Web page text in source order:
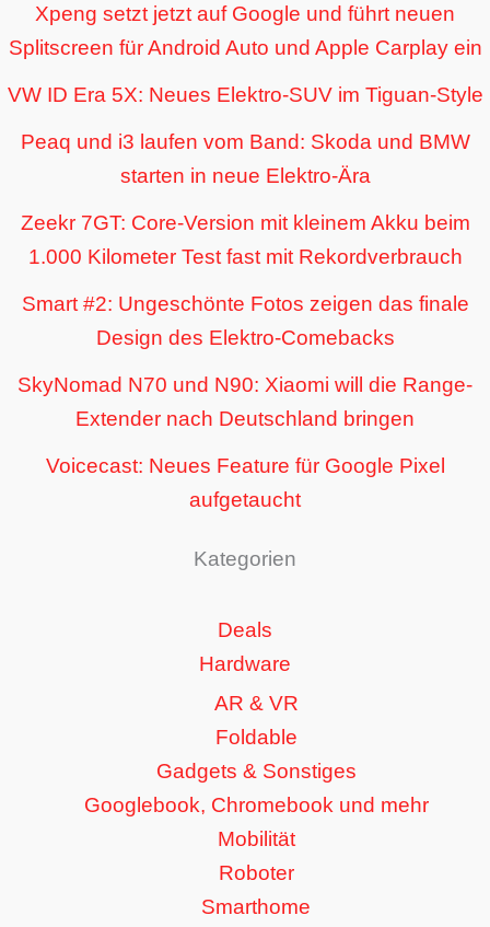
Xpeng setzt jetzt auf Google und führt neuen
Splitscreen für Android Auto und Apple Carplay ein
VW ID Era 5X: Neues Elektro-SUV im Tiguan-Style
Peaq und i3 laufen vom Band: Skoda und BMW
starten in neue Elektro-Ära
Zeekr 7GT: Core-Version mit kleinem Akku beim
1.000 Kilometer Test fast mit Rekordverbrauch
Smart #2: Ungeschönte Fotos zeigen das finale
Design des Elektro-Comebacks
SkyNomad N70 und N90: Xiaomi will die Range-
Extender nach Deutschland bringen
Voicecast: Neues Feature für Google Pixel
aufgetaucht
Kategorien
Deals
Hardware
AR & VR
Foldable
Gadgets & Sonstiges
Googlebook, Chromebook und mehr
Mobilität
Roboter
Smarthome